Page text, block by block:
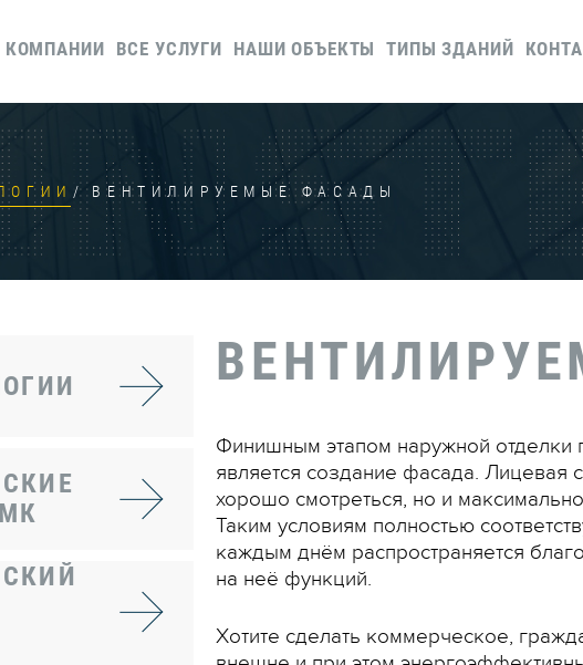
КОМПАНИИ ВСЕ УСЛУГИ НАШИ ОБЪЕКТЫ ТИПЫ ЗДАНИЙ
ВЕНТИЛИРУЕМЫЕ ФАСАДЫ
Финишным этапом наружной отделки
является создание фасада. Лицевая
хорошо смотреться, но и
Таким условиям полностью
каждым днём распространяется
на неё функций.
Хотите сделать коммерческое,